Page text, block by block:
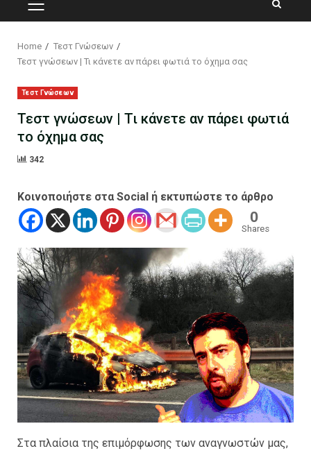
PRIMARY
Home
Τεστ Γνώσεων
Τεστ γνώσεων | Τι κάνετε αν πάρει φωτιά το όχημα σας
Τεστ Γνώσεων
Τεστ γνώσεων | Τι κάνετε αν πάρει φωτιά
το όχημα σας
342
Κοινοποιήστε στα Social ή εκτυπώστε το άρθρο
0
Shares
Στα πλαίσια της επιμόρφωσης των αναγνωστών μας,